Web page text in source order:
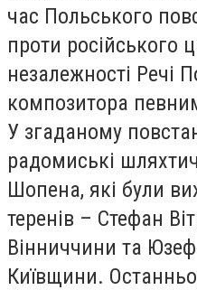
час Польського
проти російського
незалежності Речі
композитора
У згаданому
радомиські
Шопена, які були
теренів – Стефан
Вінниччини та
Київщини.